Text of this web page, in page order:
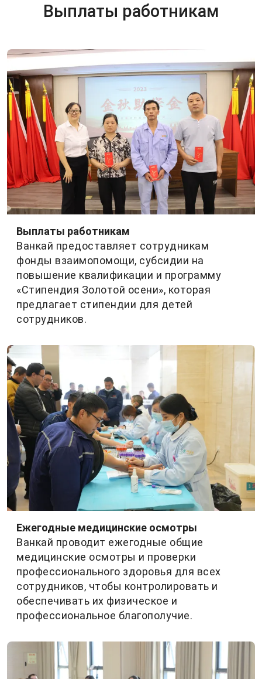
Выплаты работникам
Выплаты работникам
Ванкай предоставляет сотрудникам
фонды взаимопомощи, субсидии на
повышение квалификации и программу
«Стипендия Золотой осени», которая
предлагает стипендии для детей
сотрудников.
Ежегодные медицинские осмотры
Ванкай проводит ежегодные общие
медицинские осмотры и проверки
профессионального здоровья для всех
сотрудников, чтобы контролировать и
обеспечивать их физическое и
профессиональное благополучие.